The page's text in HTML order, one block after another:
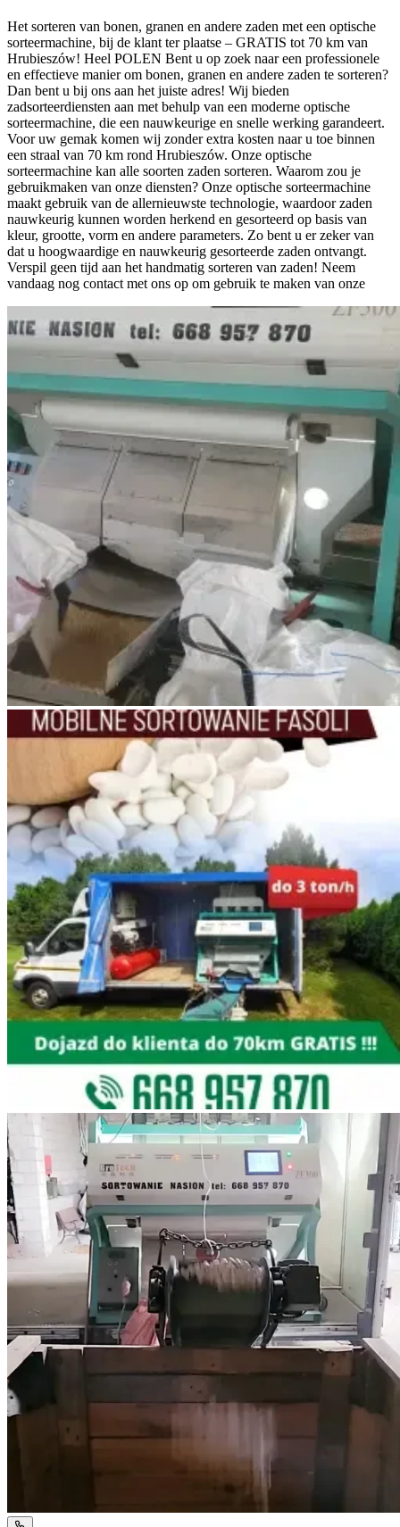
Het sorteren van bonen, granen en andere zaden met een optische
sorteermachine, bij de klant ter plaatse – GRATIS tot 70 km van
Hrubieszów! Heel POLEN Bent u op zoek naar een professionele
en effectieve manier om bonen, granen en andere zaden te sorteren?
Dan bent u bij ons aan het juiste adres! Wij bieden
zadsorteerdiensten aan met behulp van een moderne optische
sorteermachine, die een nauwkeurige en snelle werking garandeert.
Voor uw gemak komen wij zonder extra kosten naar u toe binnen
een straal van 70 km rond Hrubieszów. Onze optische
sorteermachine kan alle soorten zaden sorteren. Waarom zou je
gebruikmaken van onze diensten? Onze optische sorteermachine
maakt gebruik van de allernieuwste technologie, waardoor zaden
nauwkeurig kunnen worden herkend en gesorteerd op basis van
kleur, grootte, vorm en andere parameters. Zo bent u er zeker van
dat u hoogwaardige en nauwkeurig gesorteerde zaden ontvangt.
Verspil geen tijd aan het handmatig sorteren van zaden! Neem
vandaag nog contact met ons op om gebruik te maken van onze